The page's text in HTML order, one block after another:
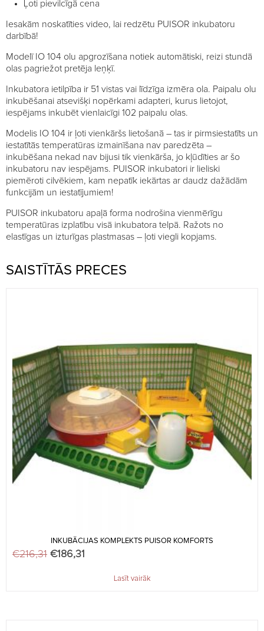
Ļoti pievilcīgā cena
Iesakām noskatīties video, lai redzētu PUISOR inkubatoru
darbībā!
Modelī IO 104 olu apgrozīšana notiek automātiski, reizi stundā
olas pagriežot pretēja leņķī.
Inkubatora ietilpība ir 51 vistas vai līdzīga izmēra ola. Paipalu olu
inkubēšanai atsevišķi nopērkami adapteri, kurus lietojot,
iespējams inkubēt vienlaicīgi 102 paipalu olas.
Modelis IO 104 ir ļoti vienkāršs lietošanā – tas ir pirmsiestatīts un
iestatītās temperatūras izmainīšana nav paredzēta –
inkubēšana nekad nav bijusi tik vienkārša, jo kļūdīties ar šo
inkubatoru nav iespējams. PUISOR inkubatori ir lieliski
piemēroti cilvēkiem, kam nepatīk iekārtas ar daudz dažādām
funkcijām un iestatījumiem!
PUISOR inkubatoru apaļā forma nodrošina vienmērīgu
temperatūras izplatību visā inkubatora telpā. Ražots no
elastīgas un izturīgas plastmasas – ļoti viegli kopjams.
SAISTĪTĀS PRECES
INKUBĀCIJAS KOMPLEKTS PUISOR KOMFORTS
€216,31 Original price was: €216,31.
€186,31
Lasīt vairāk